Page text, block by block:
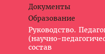
Документы
Образование
Руководство.
(научно-
состав